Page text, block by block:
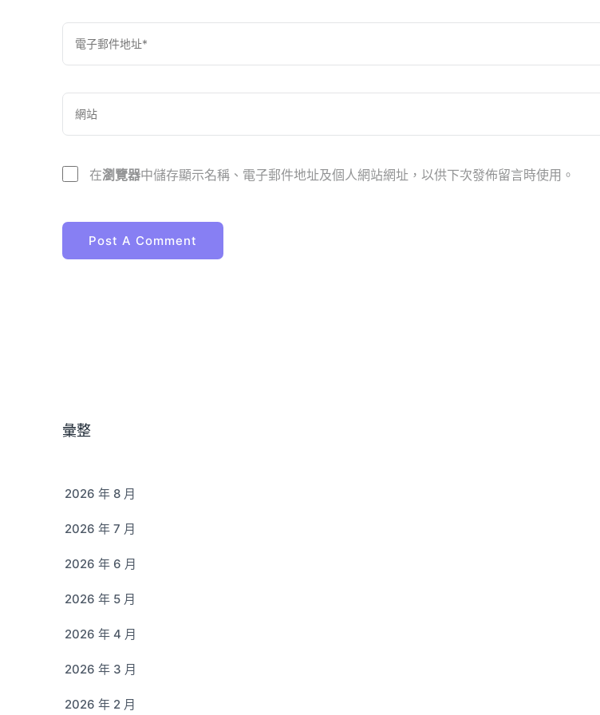
在瀏覽器中儲存顯示名稱、電子郵件地址及個人網站網址，以供下次發佈留言時使用。
彙整
2026 年 8 月
2026 年 7 月
2026 年 6 月
2026 年 5 月
2026 年 4 月
2026 年 3 月
2026 年 2 月